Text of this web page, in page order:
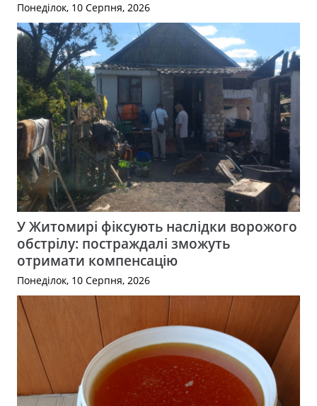
Понеділок, 10 Серпня, 2026
У Житомирі фіксують наслідки ворожого
обстрілу: постраждалі зможуть
отримати компенсацію
Понеділок, 10 Серпня, 2026